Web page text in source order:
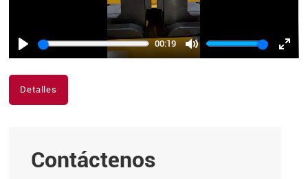
Play
00:19
Mute
Enter
Detalles
Contáctenos